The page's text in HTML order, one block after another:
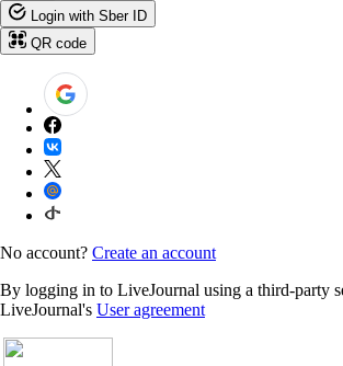
Login with Sber ID
QR code
No account? Create an account
By logging in to LiveJournal using a third-party
LiveJournal's User agreement